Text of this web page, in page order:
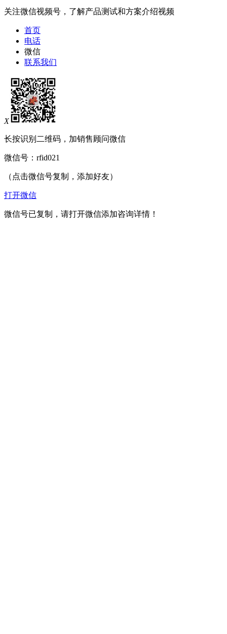
关注微信视频号，了解产品测试和方案介绍视频
首页
电话
微信
联系我们
X
长按识别二维码，加销售顾问微信
微信号： rfid021
（点击微信号复制，添加好友）
打开微信
微信号已复制，请打开微信添加咨询详情！